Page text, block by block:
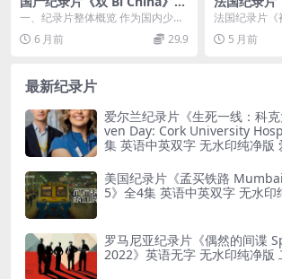
语中英字 720P/MP4/3.54G
一、纪录片整体概览 作为国内少有
的聚焦双性恋群体的纪实作品，国
产纪录片《双 Bi...
6 月前 29.9
演员们 Les
tre brule
I/675M 柬
法国纪录片《
们 Les
5 月前
最新纪录片
爱尔兰纪录片《生死一线：科
ven Day: Cork University
集 英语中英双字 无水印纯净版
美国纪录片《孟买铁路
5》全4集 英语中英双字 无水印
罗马尼亚纪录片《偶然的间谍
2022》英语无字 无水印纯净版